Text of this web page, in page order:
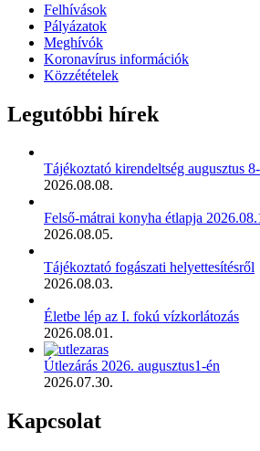
Felhívások
Pályázatok
Meghívók
Koronavírus információk
Közzétételek
Legutóbbi hírek
Tájékoztató kirendeltség augusztus
2026.08.08.
Felső-mátrai konyha étlapja
2026.08.05.
Tájékoztató fogászati helyettesítésről
2026.08.03.
Életbe lép az I. fokú vízkorlátozás
2026.08.01.
Útlezárás 2026. augusztus1-én
2026.07.30.
Kapcsolat